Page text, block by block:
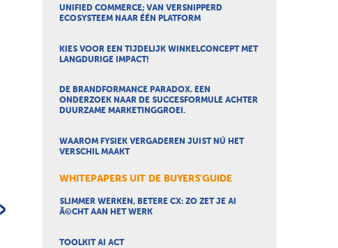
UNIFIED COMMERCE; VAN VERSNIPPERD
ECOSYSTEEM NAAR ÉÉN PLATFORM
KIES VOOR EEN TIJDELIJK WINKELCONCEPT MET
LANGDURIGE IMPACT!
DE BRANDFORMANCE PARADOX. EEN
ONDERZOEK NAAR DE SUCCESFORMULE ACHTER
DUURZAME MARKETINGGROEI.
WAAROM FYSIEK VERGADEREN JUIST NÚ HET
VERSCHIL MAAKT
WHITEPAPERS UIT DE BUYERS'GUIDE
SLIMMER WERKEN, BETERE CX: ZO ZET JE AI
Ã©CHT AAN HET WERK
TOOLKIT AI ACT